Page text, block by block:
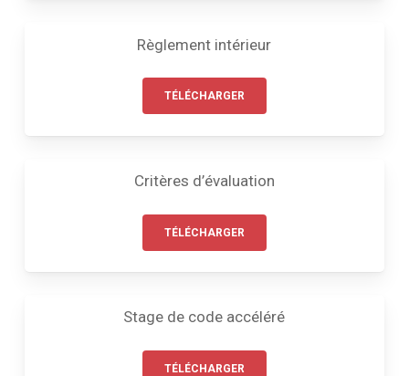
Règlement intérieur
TÉLÉCHARGER
Critères d’évaluation
TÉLÉCHARGER
Stage de code accéléré
TÉLÉCHARGER